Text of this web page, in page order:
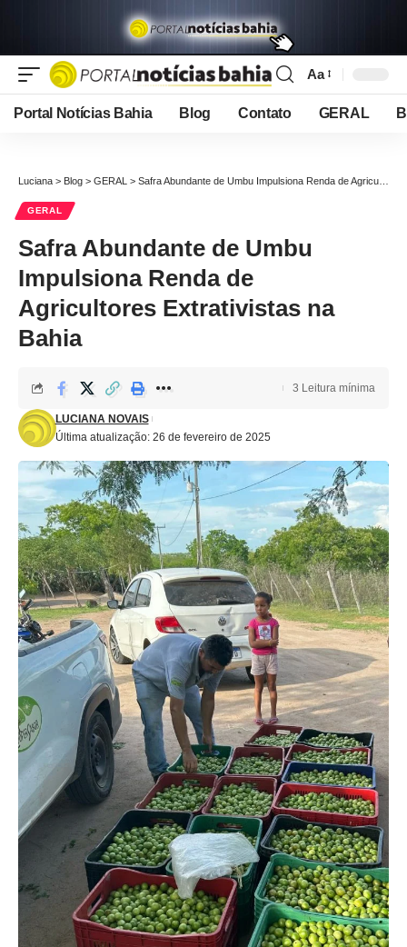
Font
Resizer
Aa
Portal Notícias Bahia Blog Contato GERAL
Luciana > Blog > GERAL > Safra Abundante de Umbu Impulsiona Renda de Agricultores Extrativistas na Bahia
GERAL
Safra Abundante de Umbu
Impulsiona Renda de
Agricultores Extrativistas na
Bahia
Última atualização: 26 de fevereiro de 2025
LUCIANA NOVAIS
3 Leitura mínima